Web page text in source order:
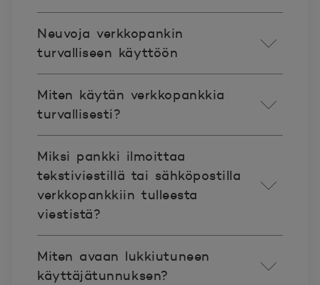
Neuvoja verkkopankin
turvalliseen käyttöön
Miten käytän verkkopankkia
turvallisesti?
Miksi pankki ilmoittaa
tekstiviestillä tai sähköpostilla
verkkopankkiin tulleesta
viestistä?
Miten avaan lukkiutuneen
käyttäjätunnuksen?